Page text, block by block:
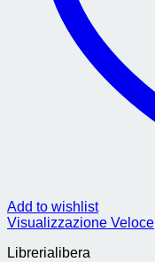
Add to wishlist
Visualizzazione Veloce
Librerialibera